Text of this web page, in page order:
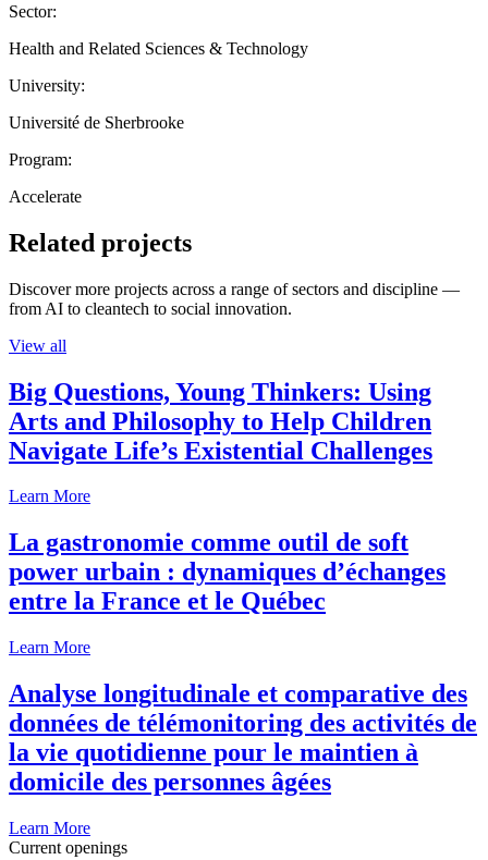
Sector:
Health and Related Sciences & Technology
University:
Université de Sherbrooke
Program:
Accelerate
Related projects
Discover more projects across a range of sectors and discipline —
from AI to cleantech to social innovation.
View all
Big Questions, Young Thinkers: Using
Arts and Philosophy to Help Children
Navigate Life’s Existential Challenges
Learn More
La gastronomie comme outil de soft
power urbain : dynamiques d’échanges
entre la France et le Québec
Learn More
Analyse longitudinale et comparative des
données de télémonitoring des activités de
la vie quotidienne pour le maintien à
domicile des personnes âgées
Learn More
Current openings